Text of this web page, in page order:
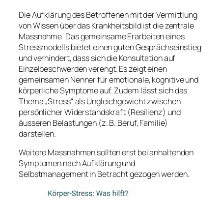
Die Aufklärung des Betroffenen mit der Vermittlung
von Wissen über das Krankheitsbild ist die zentrale
Massnahme. Das gemeinsame Erarbeiten eines
Stressmodells bietet einen guten Gesprächseinstieg
und verhindert, dass sich die Konsultation auf
Einzelbeschwerden verengt. Es zeigt einen
gemeinsamen Nenner für emotionale, kognitive und
körperliche Symptome auf. Zudem lässt sich das
Thema „Stress“ als Ungleichgewicht zwischen
persönlicher Widerstandskraft (Resilienz) und
äusseren Belastungen (z. B. Beruf, Familie)
darstellen.
Weitere Massnahmen sollten erst bei anhaltenden
Symptomen nach Aufklärung und
Selbstmanagement in Betracht gezogen werden.